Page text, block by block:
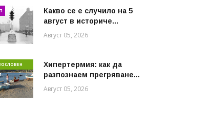
Какво се е случило на 5
август в историче...
Август 05, 2026
Хипертермия: как да
разпознаем прегряване...
Август 05, 2026